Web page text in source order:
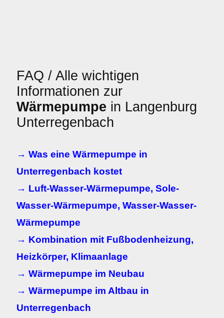
FAQ / Alle wichtigen
Informationen zur
Wärmepumpe in Langenburg
Unterregenbach
→ Was eine Wärmepumpe in
Unterregenbach kostet
→ Luft-Wasser-Wärmepumpe, Sole-
Wasser-Wärmepumpe, Wasser-Wasser-
Wärmepumpe
→ Kombination mit Fußbodenheizung,
Heizkörper, Klimaanlage
→ Wärmepumpe im Neubau
→ Wärmepumpe im Altbau in
Unterregenbach